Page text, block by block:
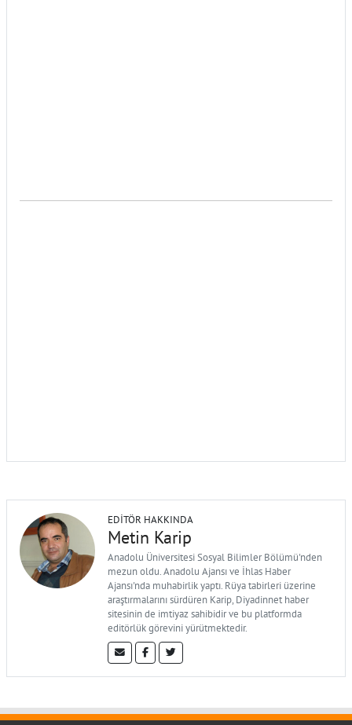
EDITÖR HAKKINDA
Metin Karip
Anadolu Üniversitesi Sosyal Bilimler Bölümü'nden
mezun oldu. Anadolu Ajansı ve İhlas Haber
Ajansı'nda muhabirlik yaptı. Rüya tabirleri üzerine
araştırmalarını sürdüren Karip, Diyadinnet haber
sitesinin de imtiyaz sahibidir ve bu platformda
editörlük görevini yürütmektedir.